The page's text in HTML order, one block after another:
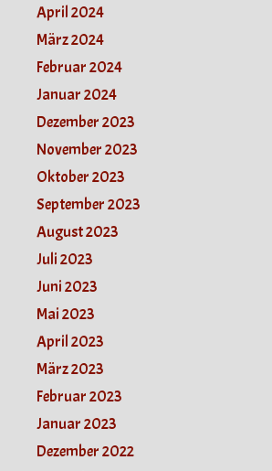
April 2024
März 2024
Februar 2024
Januar 2024
Dezember 2023
November 2023
Oktober 2023
September 2023
August 2023
Juli 2023
Juni 2023
Mai 2023
April 2023
März 2023
Februar 2023
Januar 2023
Dezember 2022